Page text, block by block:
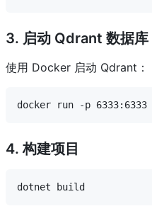
3. 启动 Qdrant 数据库
使用 Docker 启动 Qdrant：
4. 构建项目